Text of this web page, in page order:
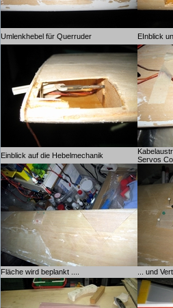
Umlenkhebel für Querruder EInblick
Einblick auf die Hebelmechanik
Servos
Fläche wird beplankt .... ... und